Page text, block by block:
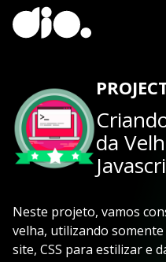
da
Neste projeto, vamos
velha, utilizando
site, CSS para estilizar e